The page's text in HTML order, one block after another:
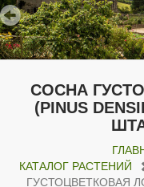
СОСНА
(PINUS
КАТАЛОГ РАСТЕНИЙ
ГУСТОЦВЕТКОВАЯ